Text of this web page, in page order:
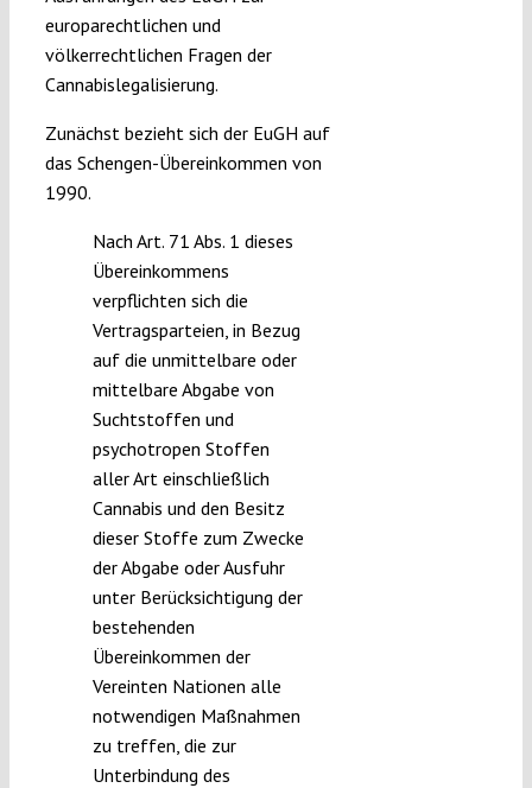
europarechtlichen und
völkerrechtlichen Fragen der
Cannabislegalisierung.
Zunächst bezieht sich der EuGH auf
das Schengen-Übereinkommen von
1990.
Nach Art. 71 Abs. 1 dieses
Übereinkommens
verpflichten sich die
Vertragsparteien, in Bezug
auf die unmittelbare oder
mittelbare Abgabe von
Suchtstoffen und
psychotropen Stoffen
aller Art einschließlich
Cannabis und den Besitz
dieser Stoffe zum Zwecke
der Abgabe oder Ausfuhr
unter Berücksichtigung der
bestehenden
Übereinkommen der
Vereinten Nationen alle
notwendigen Maßnahmen
zu treffen, die zur
Unterbindung des